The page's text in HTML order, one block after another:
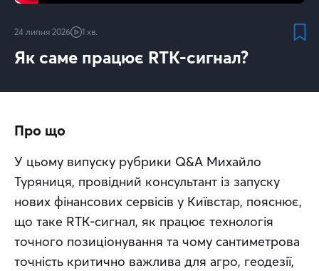
24 липня 2026 1 хв.
Як саме працює RTK-сигнал?
Про що
У цьому випуску рубрики Q&A Михайло
Туряниця, провідний консультант із запуску
нових фінансових сервісів у Київстар, пояснює,
що таке RTK-сигнал, як працює технологія
точного позиціонування та чому сантиметрова
точність критично важлива для агро, геодезії,